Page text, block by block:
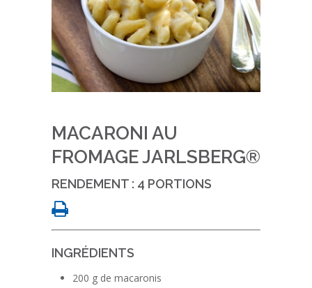
MACARONI AU
FROMAGE JARLSBERG®
RENDEMENT : 4 PORTIONS
INGRÉDIENTS
200 g de macaronis